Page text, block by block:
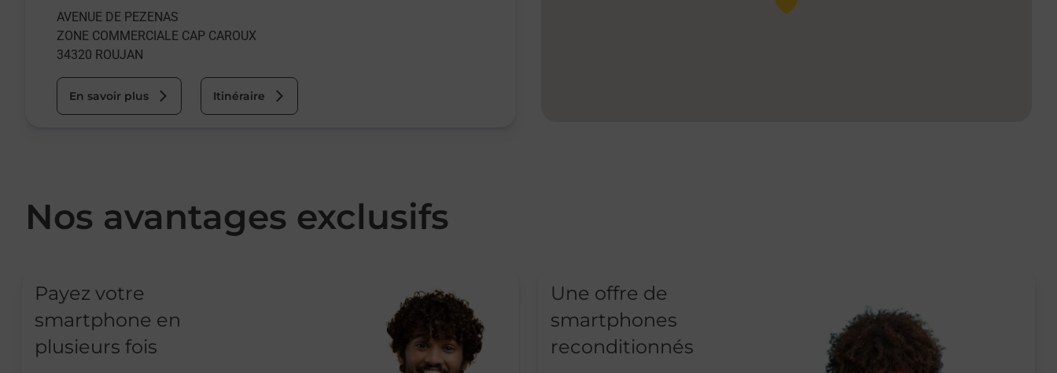
AVENUE DE PEZENAS
ZONE COMMERCIALE CAP CAROUX
34320 ROUJAN
En savoir plus Itinéraire
Nos avantages exclusifs
Payez votre
smartphone en
plusieurs fois
Une offre de
smartphones
reconditionnés